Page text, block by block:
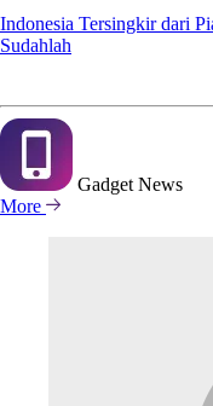
Indonesia Tersingkir dari
Sudahlah
Gadget News
More